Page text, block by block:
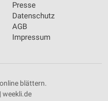
Presse
Datenschutz
AGB
Impressum
blättern.
weekli.de